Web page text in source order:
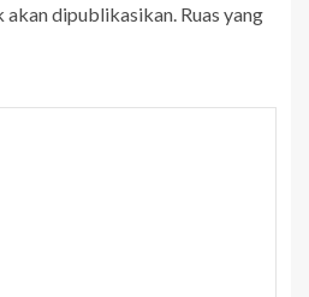
dipublikasikan. Ruas yang